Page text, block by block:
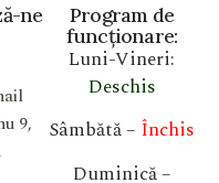
Program de
funcționare:
Luni-Vineri:
Deschis
Sâmbătă – Închis
Duminică –
ne
9,